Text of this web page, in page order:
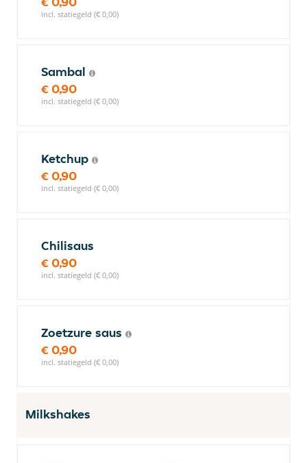
incl. statiegeld (€ 0,00)
Sambal
€ 0,90
incl. statiegeld (€ 0,00)
Ketchup
€ 0,90
incl. statiegeld (€ 0,00)
Chilisaus
€ 0,90
incl. statiegeld (€ 0,00)
Zoetzure saus
€ 0,90
incl. statiegeld (€ 0,00)
Milkshakes